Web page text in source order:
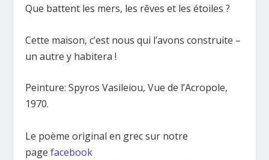
Que battent les mers, les rêves et les étoiles ?
Cette maison, c’est nous qui l’avons construite –
un autre y habitera !
Peinture: Spyros Vasileiou, Vue de l’Acropole,
1970.
Le poème original en grec sur notre
pagefacebook